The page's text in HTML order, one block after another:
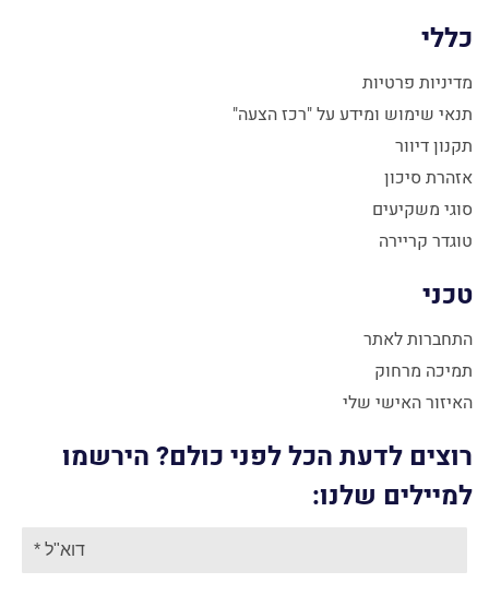
כללי
מדיניות פרטיות
תנאי שימוש ומידע על "רכז הצעה"
תקנון דיוור
אזהרת סיכון
סוגי משקיעים
טוגדר קריירה
טכני
התחברות לאתר
תמיכה מרחוק
האיזור האישי שלי
רוצים לדעת הכל לפני כולם? הירשמו
למיילים שלנו: